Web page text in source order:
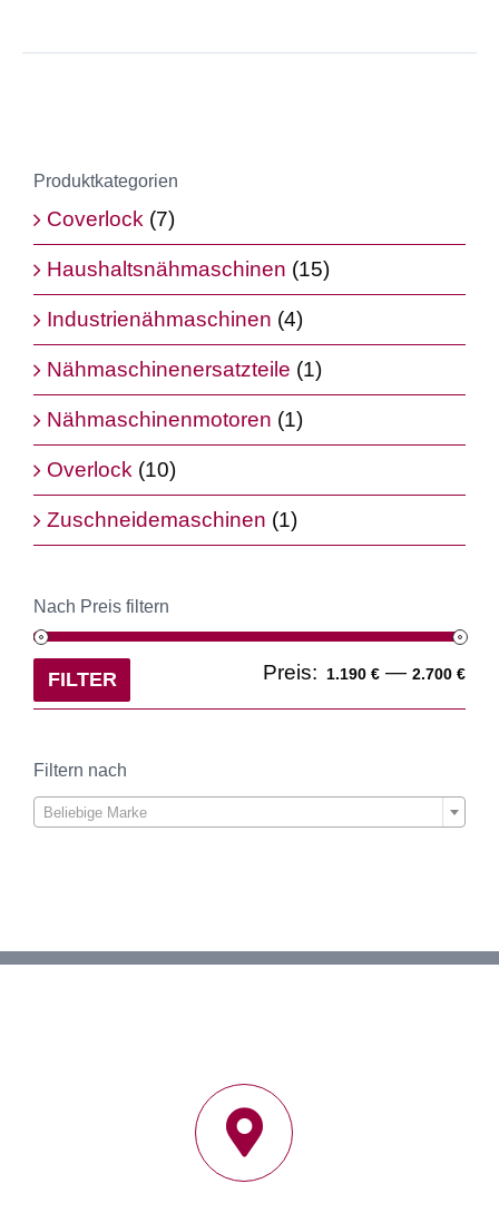
Produktkategorien
Coverlock (7)
Haushaltsnähmaschinen (15)
Industrienähmaschinen (4)
Nähmaschinenersatzteile (1)
Nähmaschinenmotoren (1)
Overlock (10)
Zuschneidemaschinen (1)
Nach Preis filtern
FILTER Preis: 1.190 € — 2.700 €
Filtern nach
Beliebige Marke